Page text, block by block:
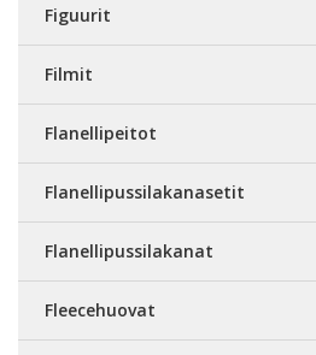
Figuurit
Filmit
Flanellipeitot
Flanellipussilakanasetit
Flanellipussilakanat
Fleecehuovat